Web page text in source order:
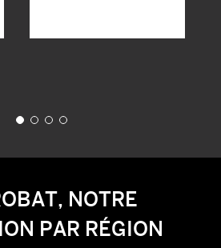
NOTRE
PAR RÉGION